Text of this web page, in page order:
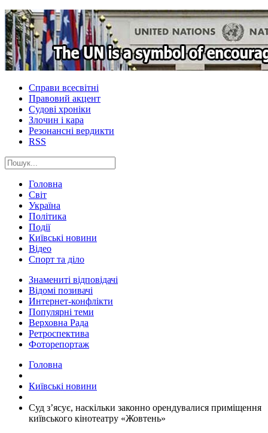
Справи всесвітні
Правовий акцент
Судові хроніки
Злочин і кара
Резонансні вердикти
RSS
Головна
Світ
Україна
Політика
Події
Київські новини
Відео
Спорт та діло
Знамениті відповідачі
Відомі позивачі
Интернет-конфлікти
Популярні теми
Верховна Рада
Ретроспектива
Фоторепортаж
Головна
Київські новини
Суд з’ясує, наскільки законно орендувалися приміщення
київського кінотеатру «Жовтень»